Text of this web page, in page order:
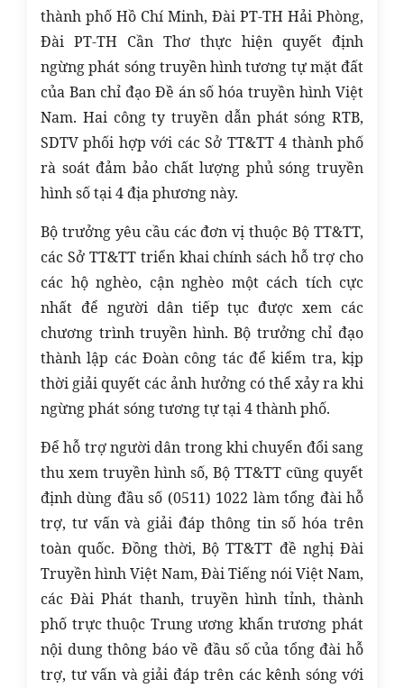
thành phố Hồ Chí Minh, Đài PT-TH Hải Phòng,
Đài PT-TH Cần Thơ thực hiện quyết định
ngừng phát sóng truyền hình tương tự mặt đất
của Ban chỉ đạo Đề án số hóa truyền hình Việt
Nam. Hai công ty truyền dẫn phát sóng RTB,
SDTV phối hợp với các Sở TT&TT 4 thành phố
rà soát đảm bảo chất lượng phủ sóng truyền
hình số tại 4 địa phương này.
Bộ trưởng yêu cầu các đơn vị thuộc Bộ TT&TT,
các Sở TT&TT triển khai chính sách hỗ trợ cho
các hộ nghèo, cận nghèo một cách tích cực
nhất để người dân tiếp tục được xem các
chương trình truyền hình. Bộ trưởng chỉ đạo
thành lập các Đoàn công tác để kiểm tra, kịp
thời giải quyết các ảnh hưởng có thể xảy ra khi
ngừng phát sóng tương tự tại 4 thành phố.
Để hỗ trợ người dân trong khi chuyển đổi sang
thu xem truyền hình số, Bộ TT&TT cũng quyết
định dùng đầu số (0511) 1022 làm tổng đài hỗ
trợ, tư vấn và giải đáp thông tin số hóa trên
toàn quốc. Đồng thời, Bộ TT&TT đề nghị Đài
Truyền hình Việt Nam, Đài Tiếng nói Việt Nam,
các Đài Phát thanh, truyền hình tỉnh, thành
phố trực thuộc Trung ương khẩn trương phát
nội dung thông báo về đầu số của tổng đài hỗ
trợ, tư vấn và giải đáp trên các kênh sóng với